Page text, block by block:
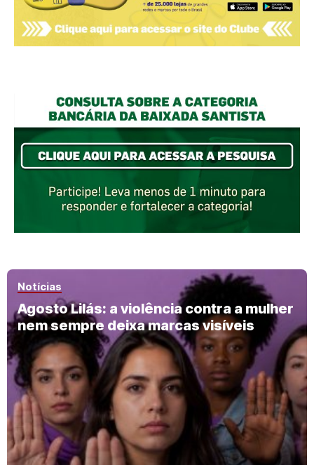
Notícias
Agosto Lilás: a violência contra a mulher
nem sempre deixa marcas visíveis